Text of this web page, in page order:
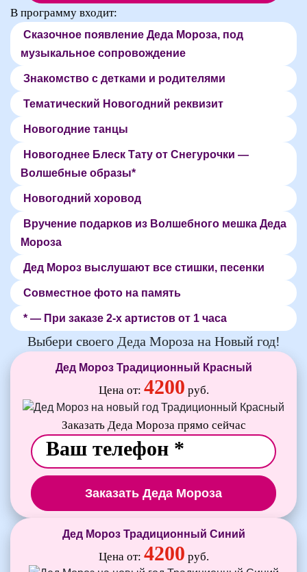
В программу входит:
Сказочное появление Деда Мороза, под
музыкальное сопровождение
Знакомство с детками и родителями
Тематический Новогодний реквизит
Новогодние танцы
Новогоднее Блеск Тату от Снегурочки —
Волшебные образы*
Новогодний хоровод
Вручение подарков из Волшебного мешка Деда
Мороза
Дед Мороз выслушают все стишки, песенки
Совместное фото на память
* — При заказе 2-х артистов от 1 часа
Выбери своего Деда Мороза на Новый год!
Дед Мороз Традиционный Красный
Цена от: 4200 руб.
Заказать Деда Мороза прямо сейчас
Заказать Деда Мороза
Дед Мороз Традиционный Синий
Цена от: 4200 руб.